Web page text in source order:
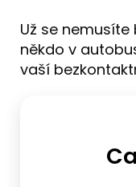
Už se nemusíte
někdo v
vaší